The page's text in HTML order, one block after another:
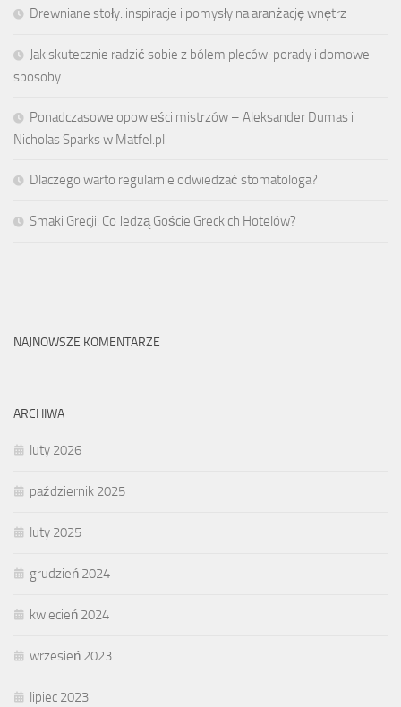
Drewniane stoły: inspiracje i pomysły na aranżację wnętrz
Jak skutecznie radzić sobie z bólem pleców: porady i domowe
sposoby
Ponadczasowe opowieści mistrzów – Aleksander Dumas i
Nicholas Sparks w Matfel.pl
Dlaczego warto regularnie odwiedzać stomatologa?
Smaki Grecji: Co Jedzą Goście Greckich Hotelów?
NAJNOWSZE KOMENTARZE
ARCHIWA
luty 2026
październik 2025
luty 2025
grudzień 2024
kwiecień 2024
wrzesień 2023
lipiec 2023